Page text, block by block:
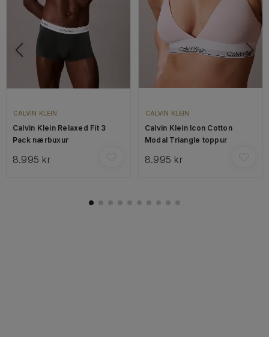
CALVIN KLEIN
Calvin Klein Relaxed Fit 3
Pack nærbuxur
8.995 kr
CALVIN KLEIN
Calvin Klein Icon Cotton
Modal Triangle toppur
8.995 kr